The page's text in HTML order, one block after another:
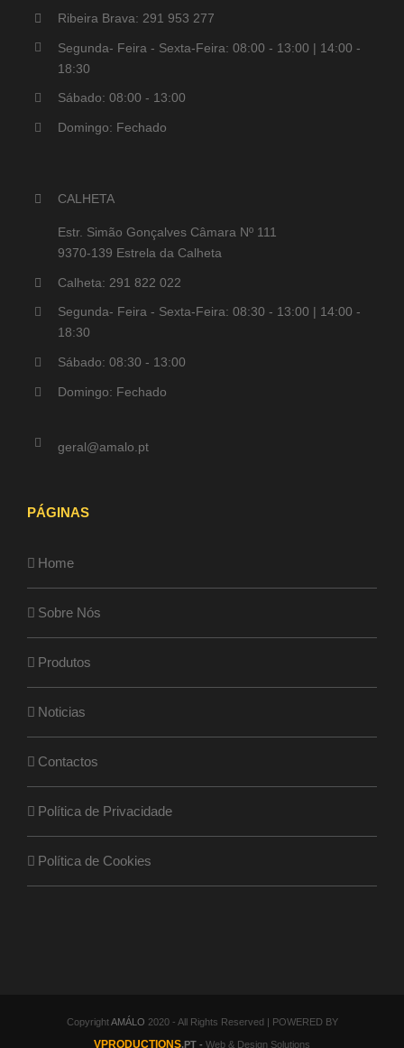
Ribeira Brava: 291 953 277
Segunda- Feira - Sexta-Feira: 08:00 - 13:00 | 14:00 -
18:30
Sábado: 08:00 - 13:00
Domingo: Fechado
CALHETA
Estr. Simão Gonçalves Câmara Nº 111
9370-139 Estrela da Calheta
Calheta: 291 822 022
Segunda- Feira - Sexta-Feira: 08:30 - 13:00 | 14:00 -
18:30
Sábado: 08:30 - 13:00
Domingo: Fechado
geral@amalo.pt
PÁGINAS
Home
Sobre Nós
Produtos
Noticias
Contactos
Política de Privacidade
Política de Cookies
CopyrightAMÁLO 2020 - All Rights Reserved | POWERED BY
VPRODUCTIONS.PT - Web & Design Solutions